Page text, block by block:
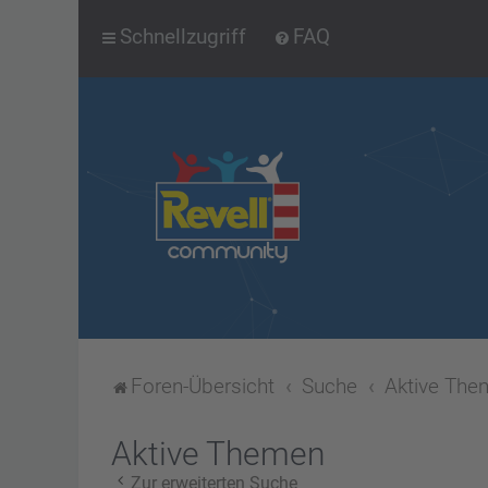
Schnellzugriff FAQ
Foren-Übersicht Suche Aktive
Aktive Themen
Zur erweiterten Suche